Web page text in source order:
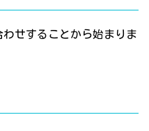
せすることから始まりま